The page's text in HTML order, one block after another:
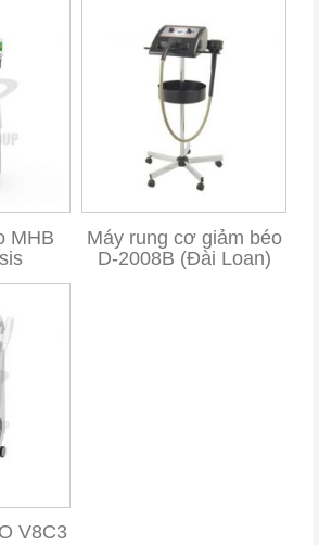
MHB
Máy rung cơ giảm béo
D-2008B (Đài Loan)
V8C3